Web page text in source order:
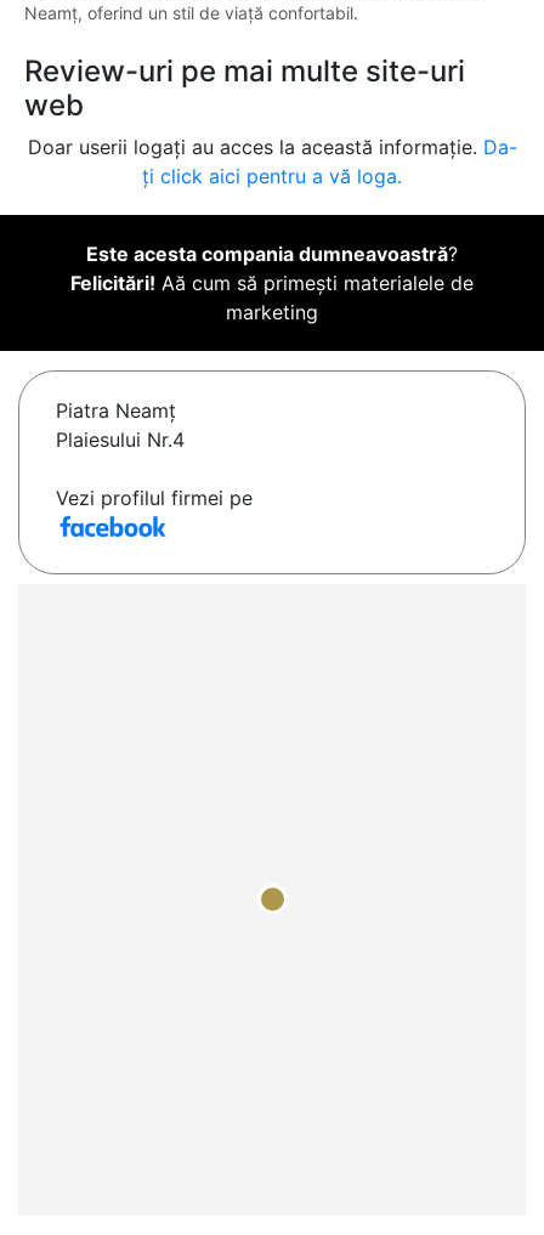
Neamț, oferind un stil de viață confortabil.
Review-uri pe mai multe site-uri
web
Doar userii logați au acces la această informație. Da-
ți click aici pentru a vă loga.
Este acesta compania dumneavoastră?
Felicitări! Aă cum să primești materialele de
marketing
Piatra Neamţ
Plaiesului Nr.4
Vezi profilul firmei pe